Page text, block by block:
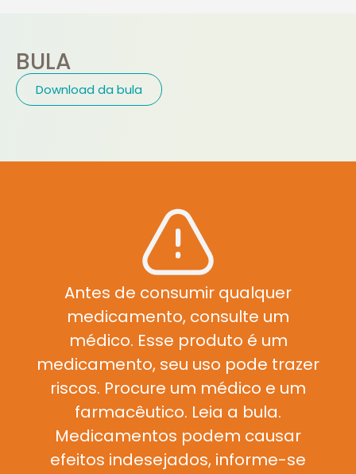
BULA
Download da bula
Antes de consumir qualquer
medicamento, consulte um
médico. Esse produto é um
medicamento, seu uso pode trazer
riscos. Procure um médico e um
farmacêutico. Leia a bula.
Medicamentos podem causar
efeitos indesejados, informe-se